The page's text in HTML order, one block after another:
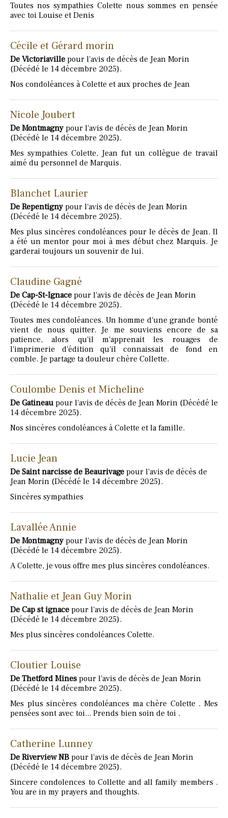
Toutes nos sympathies Colette nous sommes en pensée
avec toi Louise et Denis
Cécile et Gérard morin
De Victoriaville pour l'avis de décès de Jean Morin
(Décédé le 14 décembre 2025).
Nos condoléances à Colette et aux proches de Jean
Nicole Joubert
De Montmagny pour l'avis de décès de Jean Morin
(Décédé le 14 décembre 2025).
Mes sympathies Colette, Jean fut un collègue de travail
aimé du personnel de Marquis.
Blanchet Laurier
De Repentigny pour l'avis de décès de Jean Morin
(Décédé le 14 décembre 2025).
Mes plus sincères condoléances pour le décès de Jean. Il
a été un mentor pour moi à mes début chez Marquis. Je
garderai toujours un souvenir de lui.
Claudine Gagné
De Cap-St-Ignace pour l'avis de décès de Jean Morin
(Décédé le 14 décembre 2025).
Toutes mes condoléances. Un homme d'une grande bonté
vient de nous quitter. Je me souviens encore de sa
patience, alors qu'il m'apprenait les rouages de
l'imprimerie d'édition qu'il connaissait de fond en
comble. Je partage ta douleur chère Collette.
Coulombe Denis et Micheline
De Gatineau pour l'avis de décès de Jean Morin (Décédé le
14 décembre 2025).
Nos sincères condoléances à Colette et la famille.
Lucie Jean
De Saint narcisse de Beaurivage pour l'avis de décès de
Jean Morin (Décédé le 14 décembre 2025).
Sincères sympathies
Lavallée Annie
De Montmagny pour l'avis de décès de Jean Morin
(Décédé le 14 décembre 2025).
A Colette, je vous offre mes plus sincères condoléances.
Nathalie et Jean Guy Morin
De Cap st ignace pour l'avis de décès de Jean Morin
(Décédé le 14 décembre 2025).
Mes plus sincères condoléances Colette.
Cloutier Louise
De Thetford Mines pour l'avis de décès de Jean Morin
(Décédé le 14 décembre 2025).
Mes plus sincères condoléances ma chère Colette . Mes
pensées sont avec toi... Prends bien soin de toi .
Catherine Lunney
De Riverview NB pour l'avis de décès de Jean Morin
(Décédé le 14 décembre 2025).
Sincere condolences to Collette and all family members .
You are in my prayers and thoughts.